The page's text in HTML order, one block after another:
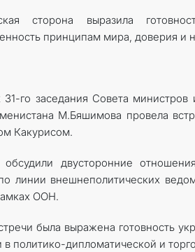
сторона выразила
принципам мира, доверия и
31-го заседания Совета
М.Бяшимова провела
Какурисом.
двусторонние
линии внешнеполитических
ООН.
была выражена готовность
в политико-дипломатической и